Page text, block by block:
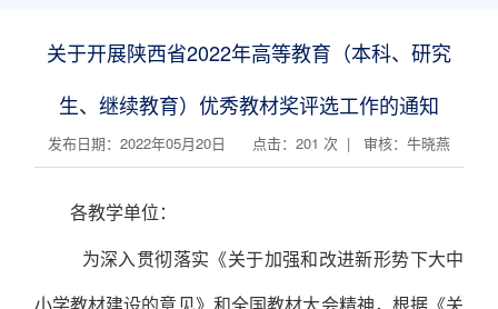
关于开展陕西省2022年高等教育（本科、研究
生、继续教育）优秀教材奖评选工作的通知
发布日期：2022年05月20日 点击： 201 次 | 审核：牛晓燕
各教学单位：
为深入贯彻落实《关于加强和改进新形势下大中
小学教材建设的意见》和全国教材大会精神，根据《关